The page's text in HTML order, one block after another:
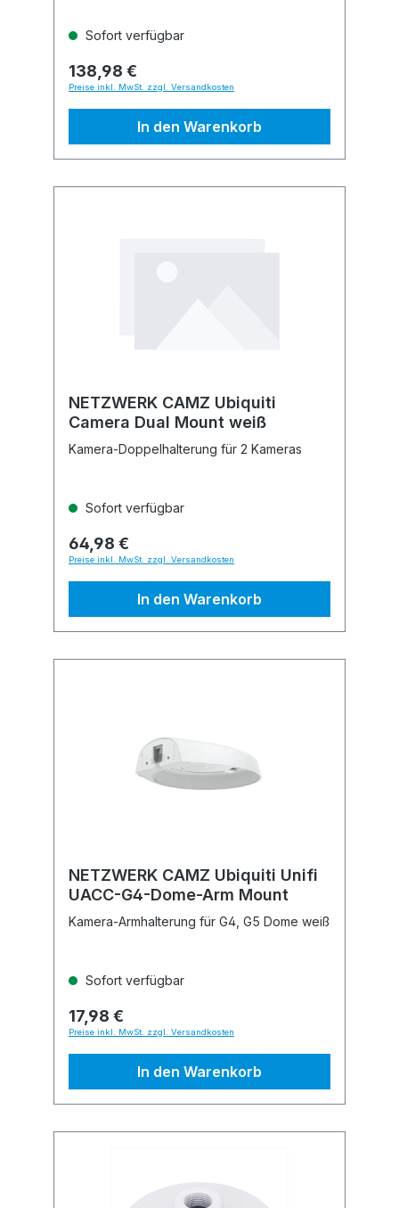
Sofort verfügbar
138,98 €
Preise inkl. MwSt. zzgl. Versandkosten
In den Warenkorb
NETZWERK CAMZ Ubiquiti
Camera Dual Mount weiß
Kamera-Doppelhalterung für 2 Kameras
Sofort verfügbar
64,98 €
Preise inkl. MwSt. zzgl. Versandkosten
In den Warenkorb
NETZWERK CAMZ Ubiquiti Unifi
UACC-G4-Dome-Arm Mount
Kamera-Armhalterung für G4, G5 Dome weiß
Sofort verfügbar
17,98 €
Preise inkl. MwSt. zzgl. Versandkosten
In den Warenkorb